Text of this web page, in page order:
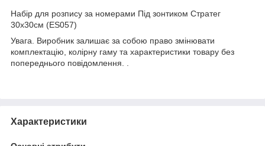
Набір для розпису за номерами Під зонтиком Стратег
30х30см (ES057)
Увага. Виробник залишає за собою право змінювати
комплектацію, колірну гаму та характеристики товару без
попереднього повідомлення. .
Характеристики